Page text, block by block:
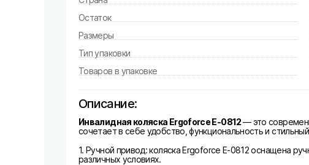
Остаток
Размеры
Тип упаковки
Товаров в упаковке
Описание:
Инвалидная коляска Ergoforce E-0812— это
сочетает в себе удобство, функциональность и
1. Ручной привод: коляска Ergoforce E-0812 оснащена
различных условиях.